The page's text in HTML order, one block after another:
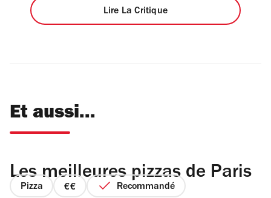
Lire La Critique
Et aussi...
Les meilleures pizzas de Paris
Pizza
prix
Recommandé